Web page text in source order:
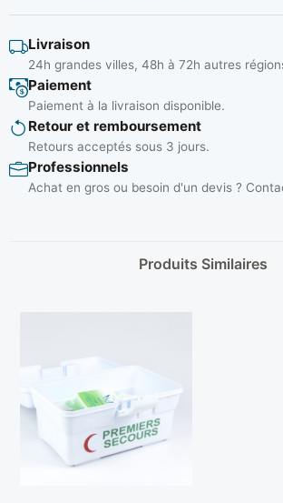
Livraison
24h grandes villes, 48h à 72h autres
Paiement
Paiement à la livraison disponible.
Retour et remboursement
Retours acceptés sous 3 jours.
Professionnels
Achat en gros ou besoin d'un devis ?
Produits Similaires